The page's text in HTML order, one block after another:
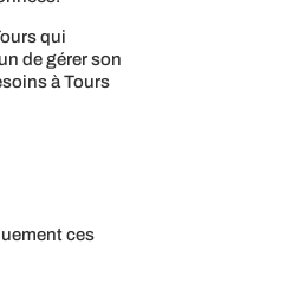
qui
de gérer son
à Tours
ces